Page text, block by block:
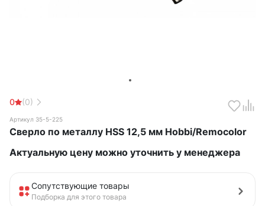
0 (0)
Артикул 35-5-225
Сверло по металлу HSS 12,5 мм Hobbi/Remocolor
Актуальную цену можно уточнить у менеджера
Сопутствующие товары
Подборка для этого товара